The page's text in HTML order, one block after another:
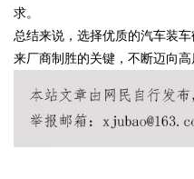
Bo
求。
总结来说，选择优质的汽车装
来厂商制胜的关键，不断迈向高